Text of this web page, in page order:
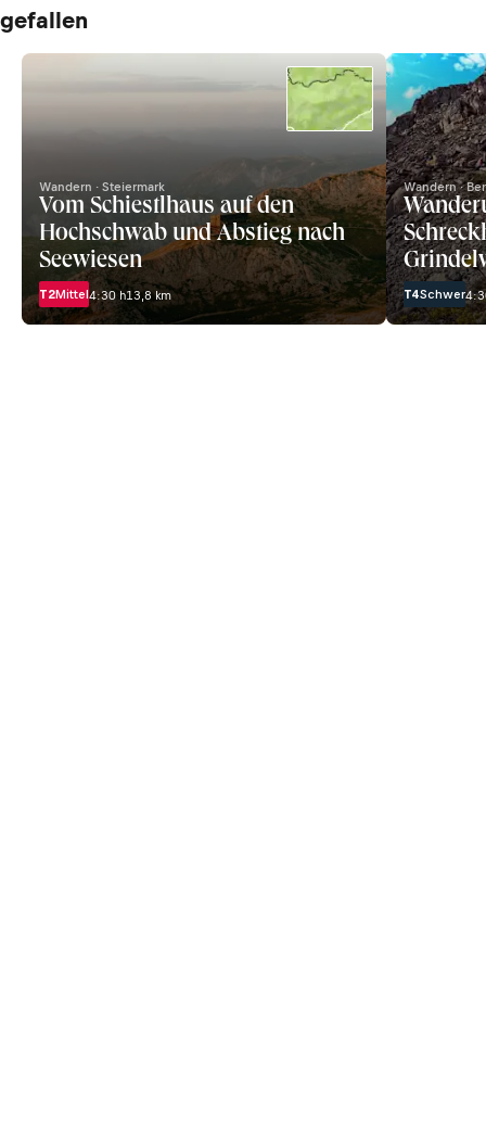
gefallen
Wandern · Steiermark
Vom Schiestlhaus auf den
Hochschwab und Abstieg nach
Seewiesen
T2Mittel4:30 h13,8 km
Wandern ·
T4Schwer